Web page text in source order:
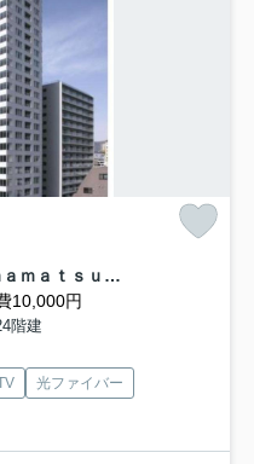
Ｗｈｉｔｅ Ｔｏｗｅｒ Ｈａｍａｍａｔｓｕｃｈｏ
10,000円
階建
光ファイバー